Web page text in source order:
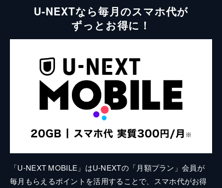
U-NEXTなら毎月のスマホ代が
ずっとお得に！
「U-NEXT MOBILE」はU-NEXTの「月額プラン」会員が
毎月もらえるポイントを活用することで、スマホ代がお得